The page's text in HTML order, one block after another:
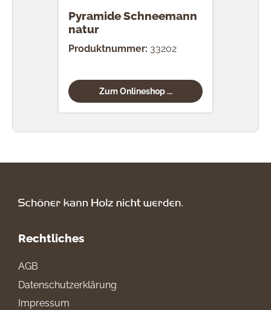
Pyramide Schneemann
natur
Produktnummer: 33202
Zum Onlineshop ...
Rechtliches
AGB
Datenschutzerklärung
Impressum